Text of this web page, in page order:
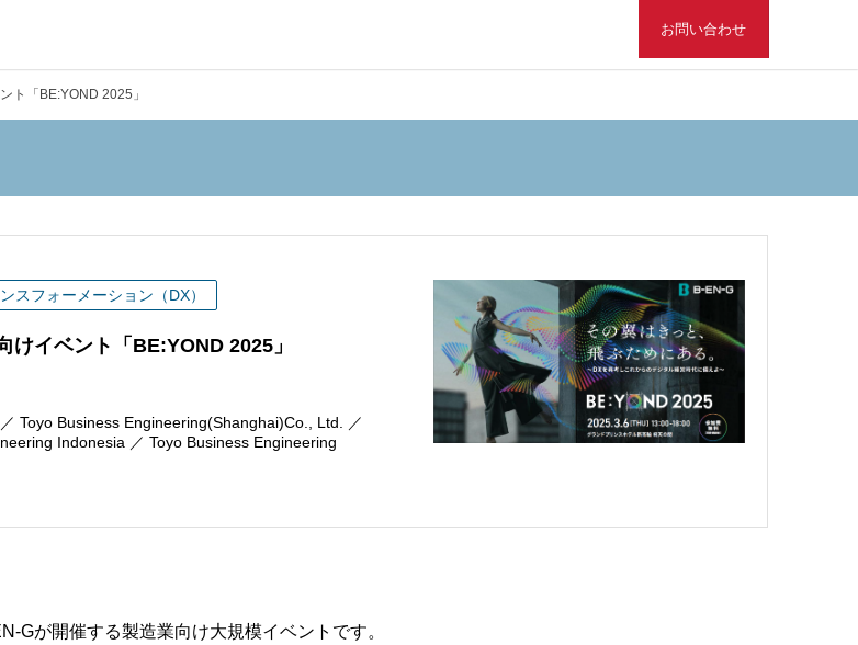
お問い合わせ
ト「BE:YOND 2025」
スフォーメーション（DX）
けイベント「BE:YOND 2025」
Toyo Business Engineering(Shanghai)Co., Ltd. ／
Indonesia ／ Toyo Business Engineering
Gが開催する製造業向け大規模イベントです。